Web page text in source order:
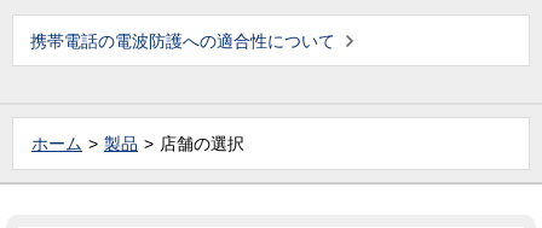
携帯電話の電波防護への適合性について
ホーム 製品 店舗の選択